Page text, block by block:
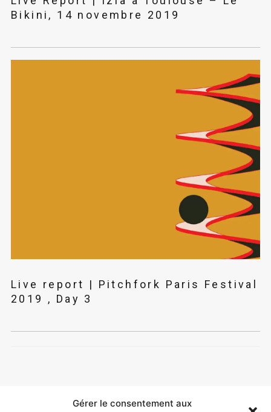
Gérer le consentement aux
Bikini, 14 novembre 2019
Live report | Pitchfork Paris Festival
2019 , Day 3